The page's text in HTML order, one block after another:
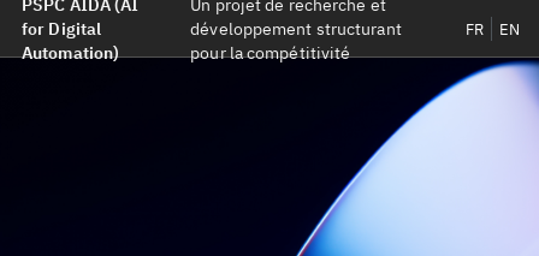
for Digital
Automation)
développement structurant
pour la compétitivité
FR EN